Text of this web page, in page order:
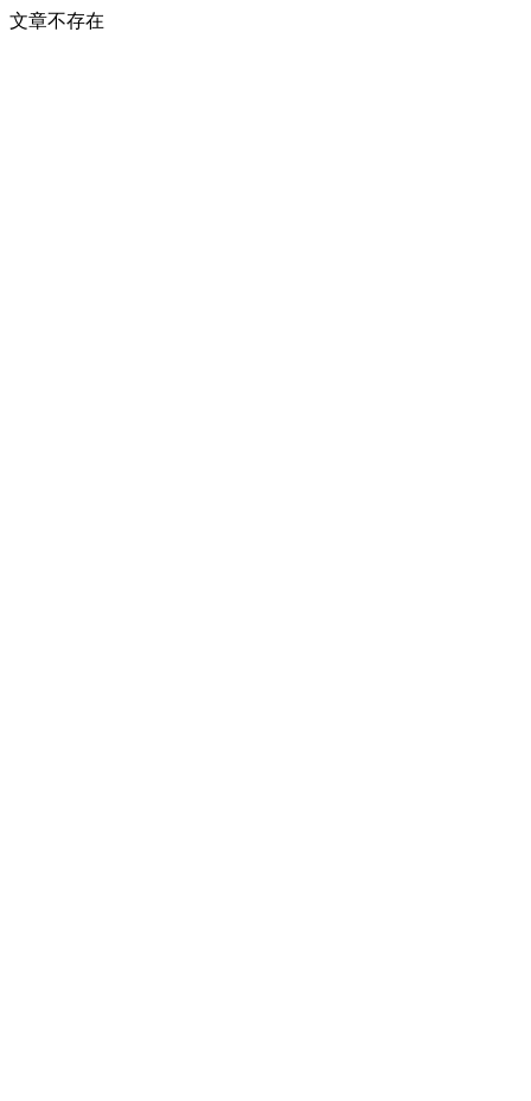
文章不存在